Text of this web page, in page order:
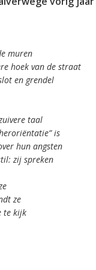
muren
hoek van de straat
en grendel
taal
is
hun angsten
zij spreken
ze
te kijk